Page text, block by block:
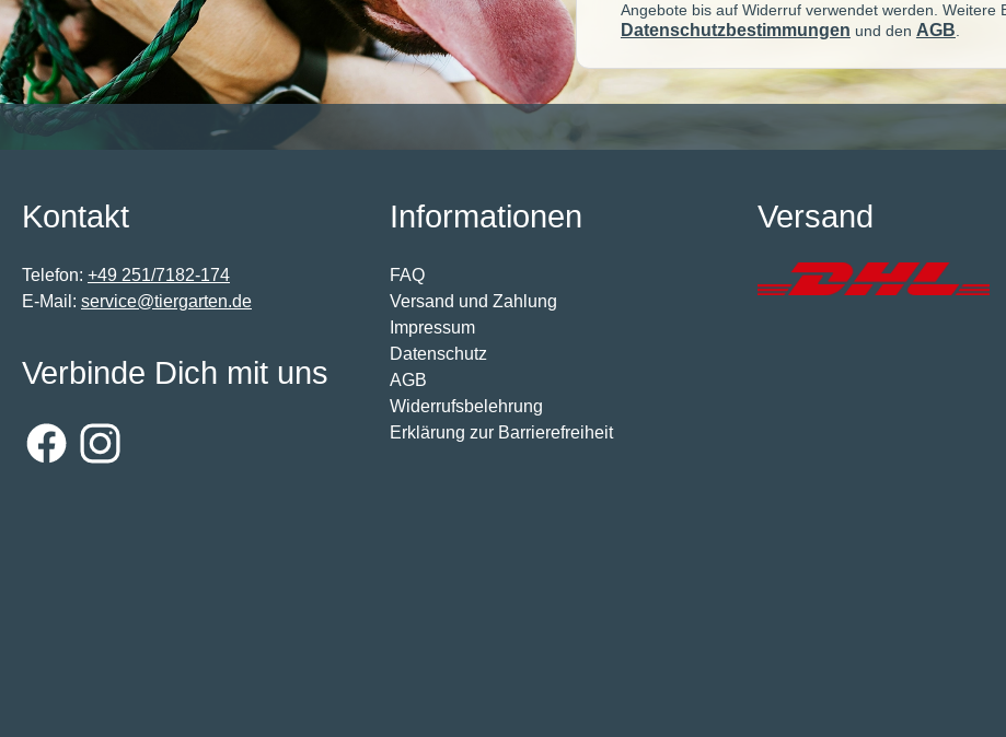
Angebote bis auf Widerruf verwendet werden. Weitere
Datenschutzbestimmungen und den AGB
Kontakt
Telefon: +49 251/7182-174
E-Mail: service@tiergarten.de
Informationen
FAQ
Versand und Zahlung
Impressum
Datenschutz
AGB
Widerrufsbelehrung
Erklärung zur Barrierefreiheit
Versand
Verbinde Dich mit uns
FacebookInstagram